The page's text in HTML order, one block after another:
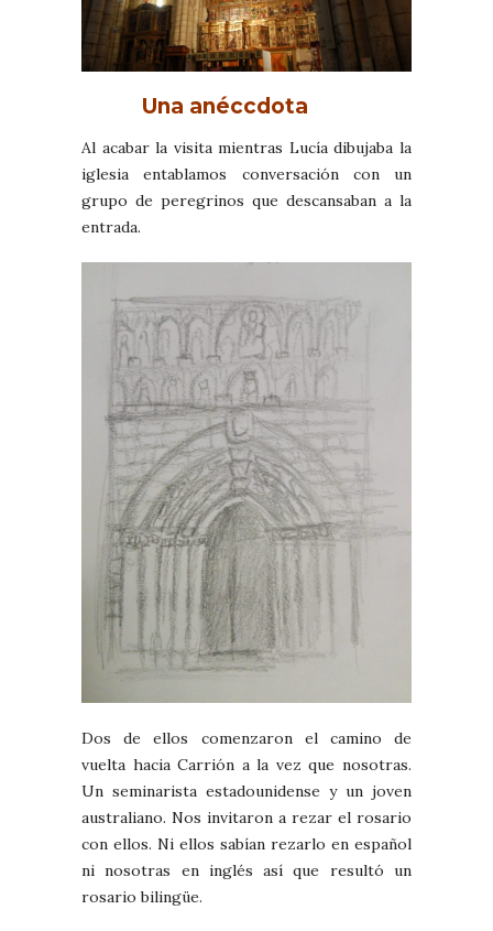
Una anéccdota
Al acabar la visita mientras Lucía dibujaba la
iglesia entablamos conversación con un
grupo de peregrinos que descansaban a la
entrada.
Dos de ellos comenzaron el camino de
vuelta hacia Carrión a la vez que nosotras.
Un seminarista estadounidense y un joven
australiano. Nos invitaron a rezar el rosario
con ellos. Ni ellos sabían rezarlo en español
ni nosotras en inglés así que resultó un
rosario bilingüe.